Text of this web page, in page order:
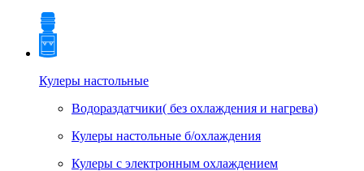
Кулеры настольные
Водораздатчики( без охлаждения и нагрева)
Кулеры настольные б/охлаждения
Кулеры с электронным охлаждением